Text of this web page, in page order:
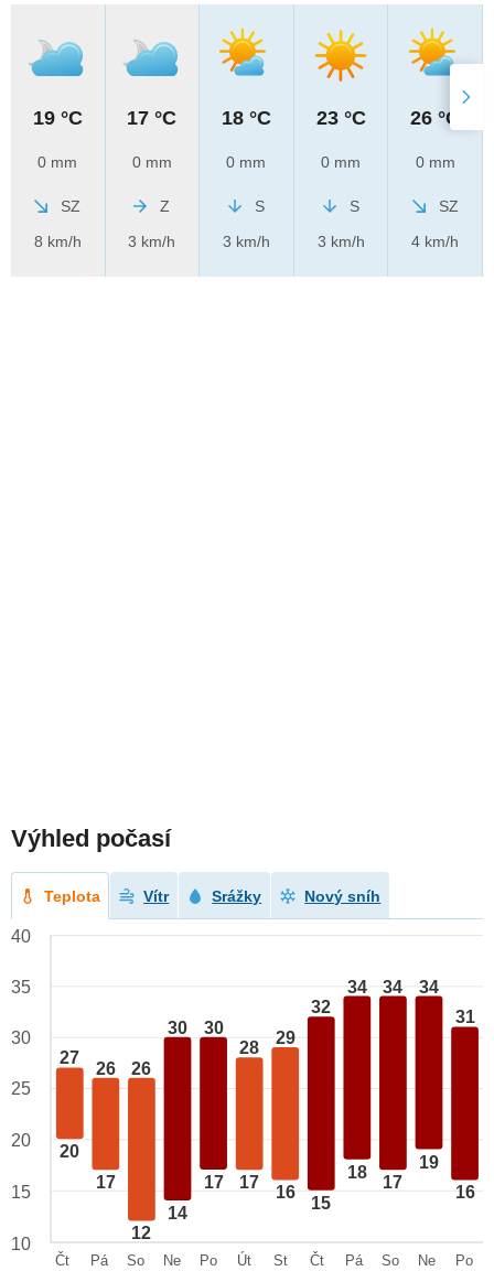
19 °C
0 mm
SZ
8 km/h
17 °C
0 mm
Z
3 km/h
18 °C
0 mm
S
3 km/h
23 °C
0 mm
S
3 km/h
26 °C
0 mm
SZ
4 km/h
Výhled počasí
Teplota Vítr Srážky Nový sníh
27
20
26
17
26
12
30
14
30
17
28
17
29
16
32
15
34
18
34
17
34
19
31
16
40
35
30
25
20
15
10
Čt
Pá
So
Ne
Po
Út
St
Čt
Pá
So
Ne
Po